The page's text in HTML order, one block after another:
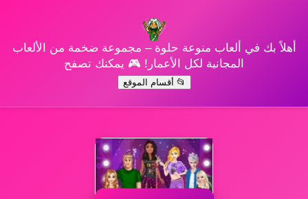
أهلاً بك في ألعاب منوعة حلوة – مجموعة ضخمة من الألعاب
المجانية لكل الأعمار! 🎮 يمكنك تصفح
📂 أقسام الموقع